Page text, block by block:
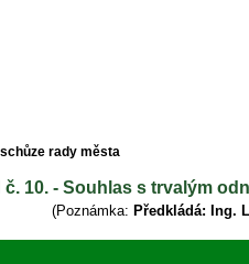
rady města
č. 10. - Souhlas s trvalým
(Poznámka: Předkládá: Ing.